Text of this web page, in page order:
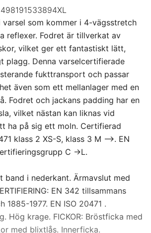
varsel som kommer i 4-vägsstretch
reflexer. Fodret är tillverkat av
vilket ger ett fantastiskt lätt,
plagg. Denna varselcertifierade
fukttransport och passar
även som ett mellanlager med en
Fodret och jackans padding har en
vilket nästan kan liknas vid
ha på sig ett moln. Certifierad
klass 2 XS-S, klass 3 M -->. EN
C ->L.
band i nederkant. Ärmavslut med
EN 342 tillsammans
1885-1977. EN ISO 20471 .
Hög krage. FICKOR: Bröstficka med
med blixtlås. Innerficka.